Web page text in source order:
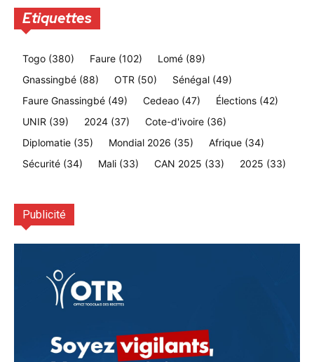
Etiquettes
Togo (380) Faure (102) Lomé (89)
Gnassingbé (88) OTR (50) Sénégal (49)
Faure Gnassingbé (49) Cedeao (47) Élections (42)
UNIR (39) 2024 (37) Cote-d'ivoire (36)
Diplomatie (35) Mondial 2026 (35) Afrique (34)
Sécurité (34) Mali (33) CAN 2025 (33) 2025 (33)
Publicité